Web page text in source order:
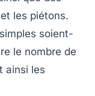
les piétons.
soient-
le nombre de
ainsi les